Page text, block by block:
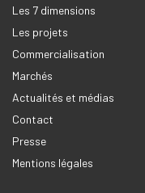
Les 7 dimensions
Les projets
Commercialisation
Marchés
Actualités et médias
Contact
Presse
Mentions légales